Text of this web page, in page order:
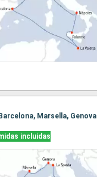
Marsella, Genova
incluidas